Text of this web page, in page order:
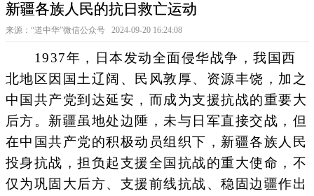
新疆各族人民的抗日救亡运动
来源：“道中华”微信公众号 2024-09-20 16:24:08
1937年，日本发动全面侵华战争，我国西
北地区因国土辽阔、民风敦厚、资源丰饶，加之
中国共产党到达延安，而成为支援抗战的重要大
后方。新疆虽地处边陲，未与日军直接交战，但
在中国共产党的积极动员组织下，新疆各族人民
投身抗战，担负起支援全国抗战的重大使命，不
仅为巩固大后方、支援前线抗战、稳固边疆作出